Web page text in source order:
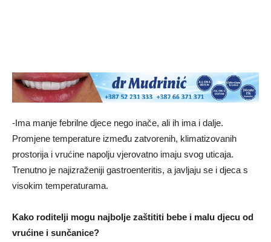
-Ima manje febrilne djece nego inače, ali ih ima i dalјe.
Promjene temperature između zatvorenih, klimatizovanih
prostorija i vrućine napolјu vjerovatno imaju svog uticaja.
Trenutno je najizraženiji gastroenteritis, a javlјaju se i djeca s
visokim temperaturama.
Kako roditelјi mogu najbolјe zaštititi bebe i malu djecu od
vrućine i sunčanice?